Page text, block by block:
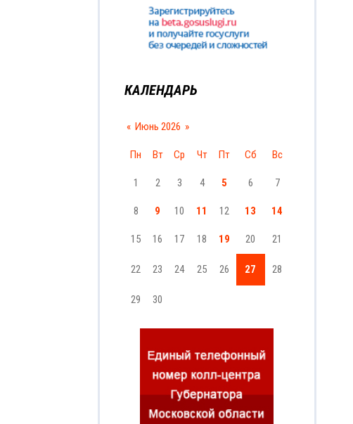
КАЛЕНДАРЬ
« Июнь 2026 »
Пн Вт Ср Чт Пт Сб Вс
1 2 3 4 5 6 7
8 9 10 11 12 13 14
15 16 17 18 19 20 21
22 23 24 25 26 27 28
29 30